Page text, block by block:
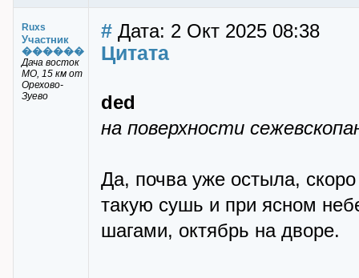
Ruxs
Участник
������
Дача восток
МО, 15 км от
Орехово-
Зуево
# Дата: 2 Окт 2025 08:38
Цитата
ded
на поверхности
Да, почва уже остыла,
такую сушь и при ясном
шагами, октябрь на дворе.